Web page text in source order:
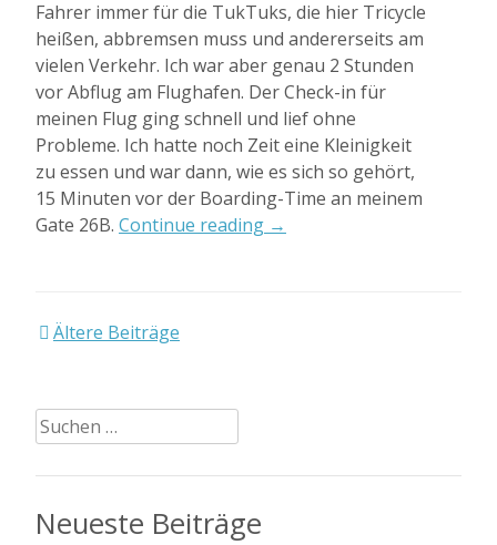
Fahrer immer für die TukTuks, die hier Tricycle
heißen, abbremsen muss und andererseits am
vielen Verkehr. Ich war aber genau 2 Stunden
vor Abflug am Flughafen. Der Check-in für
meinen Flug ging schnell und lief ohne
Probleme. Ich hatte noch Zeit eine Kleinigkeit
zu essen und war dann, wie es sich so gehört,
15 Minuten vor der Boarding-Time an meinem
Gate 26B. Continue reading „Flug
→
Beitragsnavigation
Ältere Beiträge
Suchen
nach:
Neueste Beiträge